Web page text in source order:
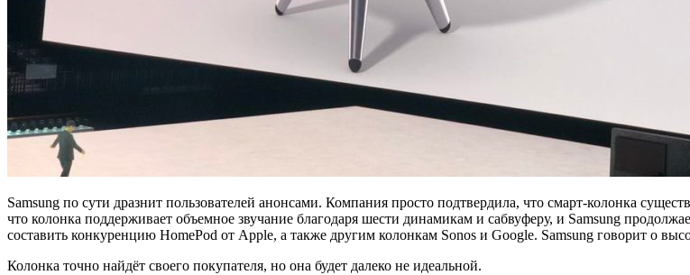
Samsung по сути дразнит пользователей анонсами. Компания просто подтвердила, что смарт-колонка
что колонка поддерживает объемное звучание благодаря шести динамикам и сабвуферу, и Samsung
составить конкуренцию HomePod от Apple, а также другим колонкам Sonos и Google. Samsung говорит о
Колонка точно найдёт своего покупателя, но она будет далеко не идеальной.